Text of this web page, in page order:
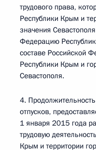
трудового права,
Республики Крым и
значения
Федерацию
составе Российской
Республики Крым и
Севастополя.
4.
отпусков,
1 января 2015 года
трудовую
Крым и территории